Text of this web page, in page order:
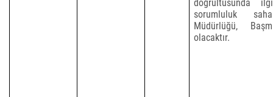
doğrultusunda
sorumluluk
Müdürlüğü,
olacaktır.